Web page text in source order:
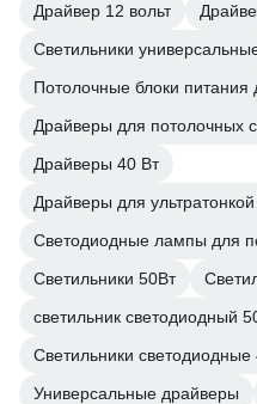
Драйвер 12 вольт
Светильники
Потолочные блоки питания
Драйверы для потолочных
Драйверы 40 Вт
Драйверы для
Светодиодные лампы для
Светильники 50Вт
светильник светодиодный
Светильники светодиодные
Универсальные драйверы